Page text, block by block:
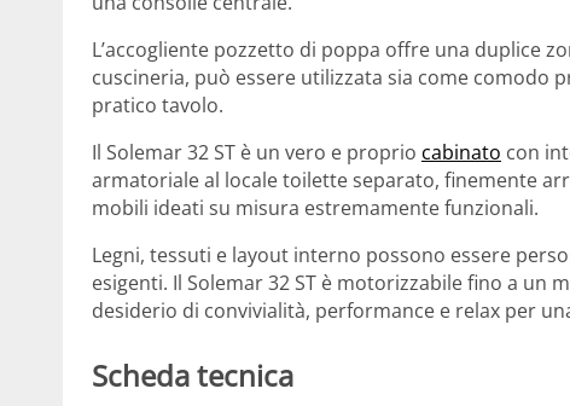
L’accogliente pozzetto di poppa offre una duplice
cuscineria, può essere utilizzata sia come comodo
pratico tavolo.
Il Solemar 32 ST è un vero e proprio cabinato con
armatoriale al locale toilette separato, finemente
mobili ideati su misura estremamente funzionali.
Legni, tessuti e layout interno possono essere
esigenti. Il Solemar 32 ST è motorizzabile fino a un
desiderio di convivialità, performance e relax per
Scheda tecnica